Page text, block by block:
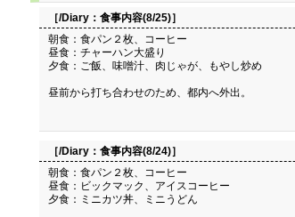
［/Diary： 食事内容(8/25)］
朝食：食パン２枚、コーヒー
昼食：チャーハン大盛り
夕食：ご飯、味噌汁、肉じゃが、もやし炒め
昼前から打ち合わせのため、都内へ外出。
［/Diary： 食事内容(8/24)］
朝食：食パン２枚、コーヒー
昼食：ビックマック、アイスコーヒー
夕食：ミニカツ丼、ミニうどん